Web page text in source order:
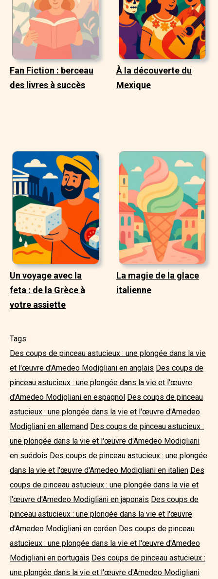
Fan Fiction : berceau
des livres à succès
À la découverte du
Mexique
Un voyage avec la
feta : de la Grèce à
votre assiette
La magie de la glace
italienne
Tags:
Des coups de pinceau astucieux : une plongée dans la vie
et l'œuvre d'Amedeo Modigliani en anglais Des coups de
pinceau astucieux : une plongée dans la vie et l'œuvre
d'Amedeo Modigliani en espagnol Des coups de pinceau
astucieux : une plongée dans la vie et l'œuvre d'Amedeo
Modigliani en allemand Des coups de pinceau astucieux :
une plongée dans la vie et l'œuvre d'Amedeo Modigliani
en suédois Des coups de pinceau astucieux : une plongée
dans la vie et l'œuvre d'Amedeo Modigliani en italien Des
coups de pinceau astucieux : une plongée dans la vie et
l'œuvre d'Amedeo Modigliani en japonais Des coups de
pinceau astucieux : une plongée dans la vie et l'œuvre
d'Amedeo Modigliani en coréen Des coups de pinceau
astucieux : une plongée dans la vie et l'œuvre d'Amedeo
Modigliani en portugais Des coups de pinceau astucieux :
une plongée dans la vie et l'œuvre d'Amedeo Modigliani